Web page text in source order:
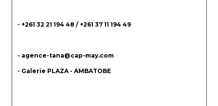
- +261 32 21 194 48 / +261 37 11 194 49
- agence-tana@cap-may.com
- Galerie PLAZA - AMBATOBE